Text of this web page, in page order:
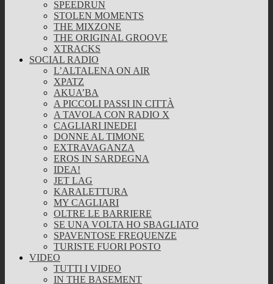
SPEEDRUN
STOLEN MOMENTS
THE MIXZONE
THE ORIGINAL GROOVE
XTRACKS
SOCIAL RADIO
L’ALTALENA ON AIR
XPATZ
AKUA’BA
A PICCOLI PASSI IN CITTÀ
A TAVOLA CON RADIO X
CAGLIARI INEDEI
DONNE AL TIMONE
EXTRAVAGANZA
EROS IN SARDEGNA
IDEA!
JET LAG
KARALETTURA
MY CAGLIARI
OLTRE LE BARRIERE
SE UNA VOLTA HO SBAGLIATO
SPAVENTOSE FREQUENZE
TURISTE FUORI POSTO
VIDEO
TUTTI I VIDEO
IN THE BASEMENT